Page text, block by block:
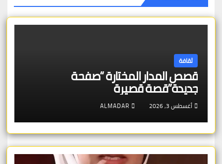
ثقافة
قصص المدار المختارة “صفحة
جديدة”قصة قصيرة
أغسطس 3, 2026 ALMADAR